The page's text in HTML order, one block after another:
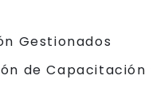
Gestionados
de Capacitación